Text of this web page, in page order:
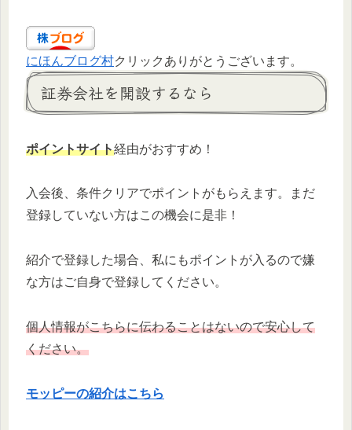
にほんブログ村クリックありがとうございます。
証券会社を開設するなら
ポイントサイト経由がおすすめ！
入会後、条件クリアでポイントがもらえます。まだ
登録していない方はこの機会に是非！
紹介で登録した場合、私にもポイントが入るので嫌
な方はご自身で登録してください。
個人情報がこちらに伝わることはないので安心して
ください。
モッピーの紹介はこちら